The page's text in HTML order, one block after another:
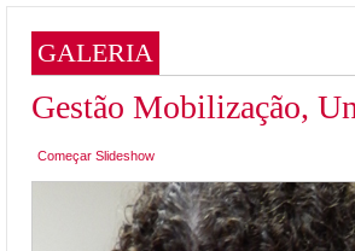
GALERIA
Gestão Mobilização,
Começar Slideshow